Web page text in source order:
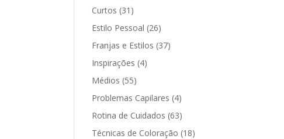
Curtos (31)
Estilo Pessoal (26)
Franjas e Estilos (37)
Inspirações (4)
Médios (55)
Problemas Capilares (4)
Rotina de Cuidados (63)
Técnicas de Coloração (18)